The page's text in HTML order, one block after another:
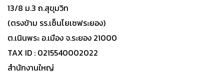
13/8 ม.3 ถ.สุขุมวิท
(ตรงข้าม รร.เซ็นโยเซฟระยอง)
ต.เนินพระ อ.เมือง จ.ระยอง 21000
TAX ID : 0215540002022
สำนักงานใหญ่